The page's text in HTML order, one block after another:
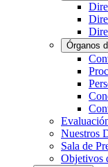
Órganos
Nuestros
Sala de
Objetivos